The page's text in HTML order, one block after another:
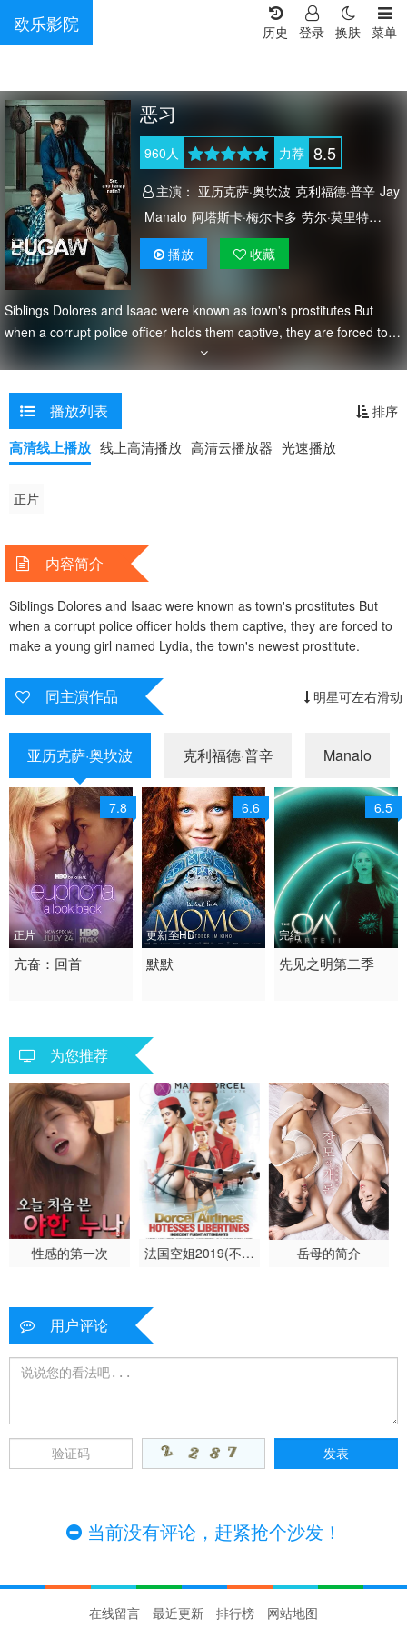
欧乐影院 菜单
换肤
登录
历史
恶习
960人 力荐 8.5
主演： 亚历克萨·奥坎波 克利福德·普辛 Jay
Manalo 阿塔斯卡·梅尔卡多 劳尔·莫里特
朱哈拉·阿萨约 MJ Cayabyab
播放 收藏
Siblings Dolores and Isaac were known as town's prostitutes But
when a corrupt police officer holds them captive, they are forced to
make a young girl named Lydia, the town's newest prostitute.
播放列表 排序
高清线上播放 线上高清播放 高清云播放器 光速播放
正片
内容简介
Siblings Dolores and Isaac were known as town's prostitutes But
when a corrupt police officer holds them captive, they are forced to
make a young girl named Lydia, the town's newest prostitute.
同主演作品 明星可左右滑动
亚历克萨·奥坎波 克利福德·普辛 Manalo
7.8
正片
2026 / 美国 / 英语
亢奋：回首
6.6
更新至HD
2025 / 德国 / 英语
默默
6.5
完结
2019 / 美国 / 英语
先见之明第二季
为您推荐
性感的第一次
法国空姐2019(不雅
岳母的简介
用户评论
当前没有评论，赶紧抢个沙发！
在线留言 最近更新 排行榜 网站地图